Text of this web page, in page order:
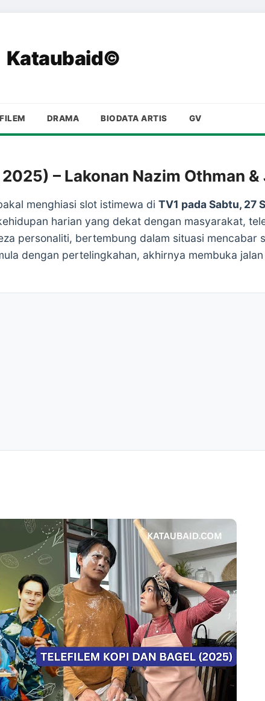
Kataubaid©
DRAMA BIODATA ARTIS GV
– Lakonan Nazim Othman
menghiasi slot istimewa di TV1 pada Sabtu, 27
harian yang dekat dengan masyarakat,
personaliti, bertembung dalam situasi mencabar
dengan pertelingkahan, akhirnya membuka